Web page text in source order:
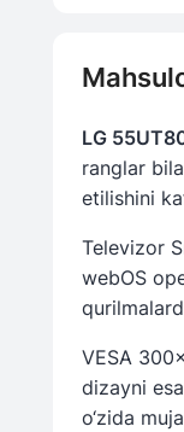
LG
ranglar
etilishini
Televizor
webOS
VESA
dizayni
o‘zida